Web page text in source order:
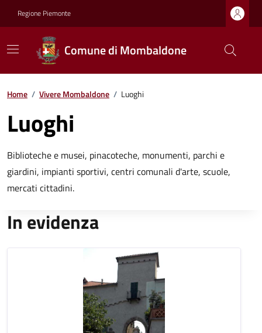
Regione Piemonte
Comune di Mombaldone
Home / Vivere Mombaldone / Luoghi
Luoghi
Biblioteche e musei, pinacoteche, monumenti, parchi e
giardini, impianti sportivi, centri comunali d'arte, scuole,
mercati cittadini.
In evidenza